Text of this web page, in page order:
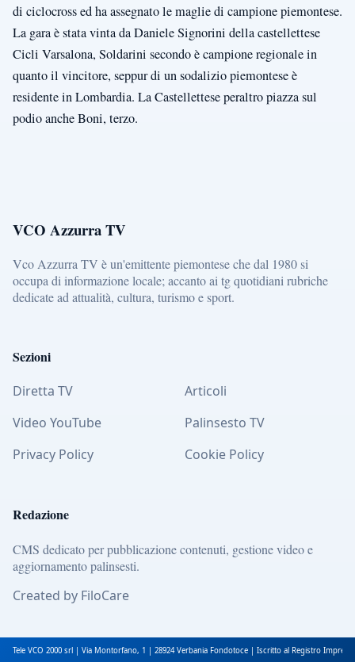
di ciclocross ed ha assegnato le maglie di campione piemontese.
La gara è stata vinta da Daniele Signorini della castellettese
Cicli Varsalona, Soldarini secondo è campione regionale in
quanto il vincitore, seppur di un sodalizio piemontese è
residente in Lombardia. La Castellettese peraltro piazza sul
podio anche Boni, terzo.
VCO Azzurra TV
Vco Azzurra TV è un'emittente piemontese che dal 1980 si
occupa di informazione locale; accanto ai tg quotidiani rubriche
dedicate ad attualità, cultura, turismo e sport.
Sezioni
Diretta TV
Articoli
Video YouTube
Palinsesto TV
Privacy Policy
Cookie Policy
Redazione
CMS dedicato per pubblicazione contenuti, gestione video e
aggiornamento palinsesti.
Created by FiloCare
Tele VCO 2000 srl | Via Montorfano, 1 | 28924 Verbania Fondotoce | Iscritto al Registro Imprese